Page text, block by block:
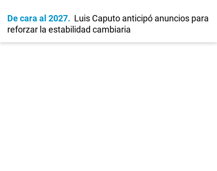
De cara al 2027
Luis Caputo anticipó anuncios para
reforzar la estabilidad cambiaria